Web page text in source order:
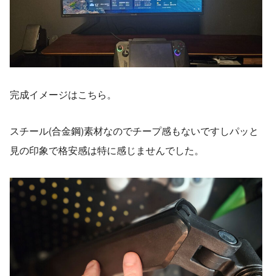
完成イメージはこちら。
スチール(合金鋼)素材なのでチープ感もないですしパッと
見の印象で格安感は特に感じませんでした。